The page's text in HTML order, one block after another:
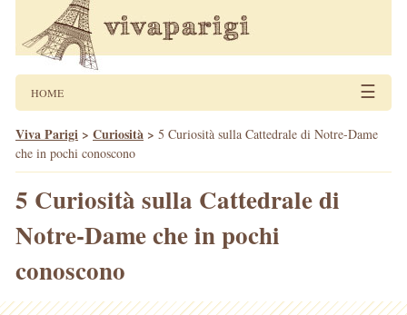
HOME ☰
Viva Parigi > Curiosità > 5 Curiosità sulla Cattedrale di Notre-Dame
che in pochi conoscono
5 Curiosità sulla Cattedrale di
Notre-Dame che in pochi
conoscono